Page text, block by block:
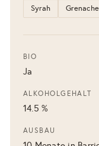
Syrah Grenache
BIO
Ja
ALKOHOLGEHALT
14.5 %
AUSBAU